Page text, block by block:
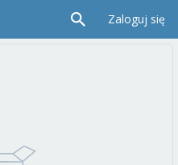
Zaloguj się